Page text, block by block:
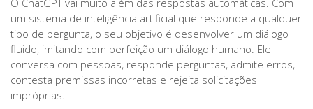
um sistema de inteligência artificial que responde a qualquer
tipo de pergunta, o seu objetivo é desenvolver um diálogo
fluido, imitando com perfeição um diálogo humano. Ele
conversa com pessoas, responde perguntas, admite erros,
contesta premissas incorretas e rejeita solicitações
impróprias.